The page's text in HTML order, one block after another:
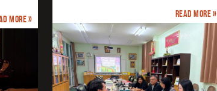
more »
Read more »
KCS&ALLSTAR TAEKWONDO CHAMPIONSHIP 2026